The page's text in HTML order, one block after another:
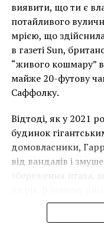
виявити, що ти є
потайливого
мрією, що
в газеті Sun,
“живого кошмару”
майже 20-футову
Саффолку.
Відтоді, як у 2021
будинок
домовласники,
від вандалів і
збереження птаха,
мурал, що може
доларів.